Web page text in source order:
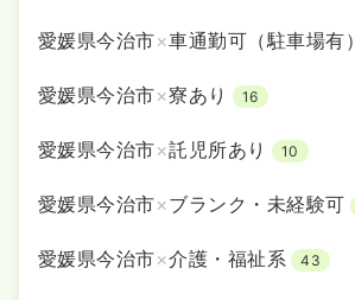
愛媛県今治市×車通勤可（駐車場有）
愛媛県今治市×寮あり 16
愛媛県今治市×託児所あり 10
愛媛県今治市×ブランク・未経験可
愛媛県今治市×介護・福祉系 43